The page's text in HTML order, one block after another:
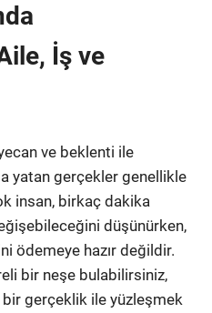
İş ve
ve beklenti ile
yatan gerçekler genellikle
insan, birkaç dakika
düşünürken,
ödemeye hazır değildir.
bir neşe bulabilirsiniz,
gerçeklik ile yüzleşmek